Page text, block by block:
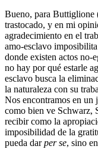
Bueno, para Buttiglione
trastocado, y en mi
agradecimiento en el
amo-esclavo
donde existen actos no-
no hay por qué estarle
esclavo busca la
la naturaleza con su
Nos encontramos en un
como bien ve Schwarz,
recibir como la
imposibilidad de la
pueda darper se, sino